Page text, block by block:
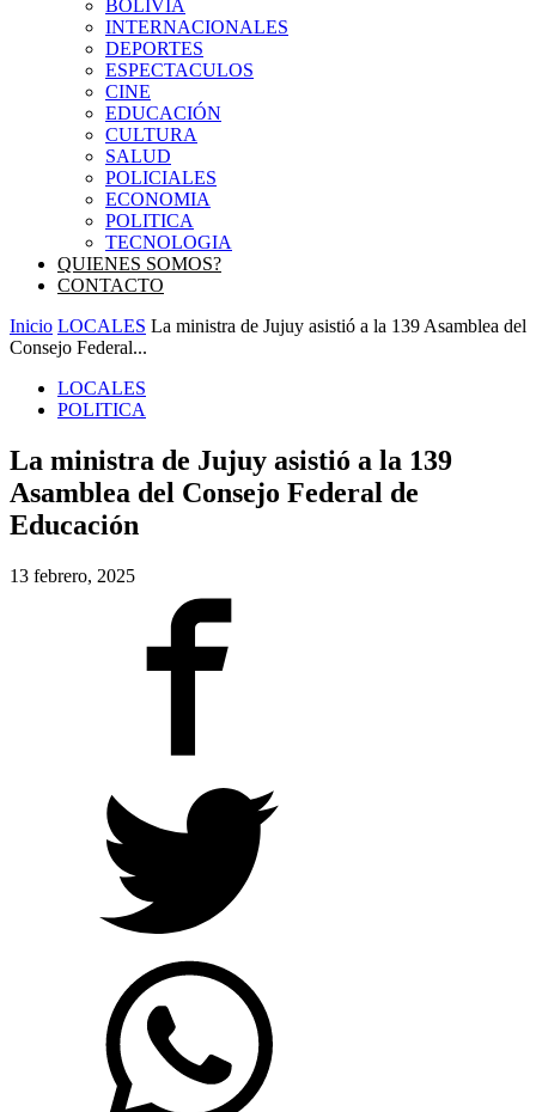
BOLIVIA
INTERNACIONALES
DEPORTES
ESPECTACULOS
CINE
EDUCACIÓN
CULTURA
SALUD
POLICIALES
ECONOMIA
POLITICA
TECNOLOGIA
QUIENES SOMOS?
CONTACTO
Inicio LOCALES La ministra de Jujuy asistió a la 139 Asamblea del
Consejo Federal...
LOCALES
POLITICA
La ministra de Jujuy asistió a la 139
Asamblea del Consejo Federal de
Educación
13 febrero, 2025